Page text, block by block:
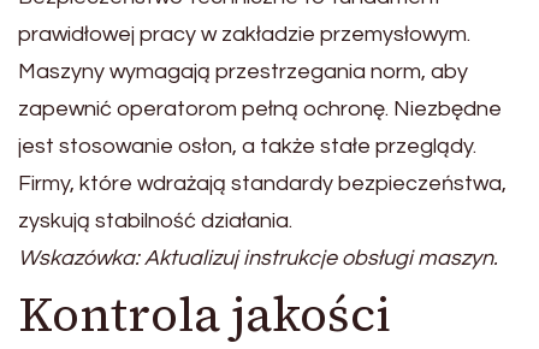
prawidłowej pracy w zakładzie przemysłowym.
Maszyny wymagają przestrzegania norm, aby
zapewnić operatorom pełną ochronę. Niezbędne
jest stosowanie osłon, a także stałe przeglądy.
Firmy, które wdrażają standardy bezpieczeństwa,
zyskują stabilność działania.
Wskazówka: Aktualizuj instrukcje obsługi maszyn.
Kontrola jakości